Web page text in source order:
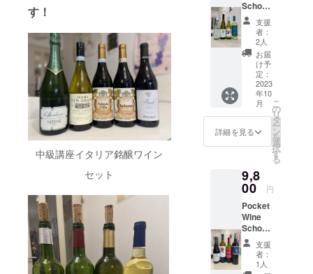
す！
中級講座イタリア銘醸ワイン
セット
資格取得を
したい方、
料理や食事
を楽しみた
い方、大人
になってか
はぜひおす
たくさんで
す。ワイン
の愉しみが
あなたの人
生を豊かに
するポケッ
トワインス
ランス
著名ワ
インガ
イド
ブック
「ギッ
ド・ア
シェッ
ト」に
2005年
以降10
年以上
1670年
より続
のシャ
ンパー
ニュ・
グルエ
が造る
コスト
で人気
を博し
ていま
す。
カシ
スやプ
ラム、
シナモ
ンやク
ローブ
などや
わらか
もつ。
完熟し
た果実
に、タ
ンニン
が溶け
込ん
で、と
てもな
マンス
にあり
ます。
最新鋭
の設備
と豊富
な原料
を持つ
こと
で、品
質のバ
ラつき
がなく
なり、
は高い
レベル
でまと
まりま
す。香
ばしい
イース
トの香
りに絡
り組ん
でいま
す。
フレッ
シュな
辛口白
ワイン
です。
サンテ
ミリオ
ンを代
表する
トッ
プ・
シャ
トー
シャ
B『ヴァ
ランド
ロー』
が造る
AOCボ
ル
ドー！
伝
統を重
んじな
リゴテ
が植え
られて
いま
す。最
新の醸
造設備
からフ
レッ
シュで
安定し
たワイ
を行っ
ていま
す。
2004年
から
リュッ
ト・レ
ゾネ栽
培を実
践し、
ベル）
が読め
て、自
分好み
のワイ
ンを選
べるよ
うにな
りま
す。少
のた
め、ワ
浅い方
でも気
軽に質
問でき
ます
し、ソ
ムリエ
試験を
目指し
パソコ
ン、携
帯な
ど
（オフ
ライン
の場
合）
・
所 東
京都渋
6-16
Sat
Verna
EBISU
B ※実施
場所ま
での交
通費は
ご負担
ン、世
界の有
名な作
り手ワ
インを
楽しめ
ます。
オリジ
ナル教
本を
使って
の産地
いただ
きま
半は、
ボル
ドー格
付け
シャ
トーや
限：最
終有効
期限
2023年
10月末
受講
日程は
プロ
ジェク
ト終了
後メー
ルにて
ます
受講方
法
（オン
ライン
の場
合）
・
使用す
School,
資格講
座新世
界おす
すめ
ティス
ティン
グ4種
セット
ワイン
のティ
スティ
ングの
勉強に
新世界
のわか
りやす
い味わ
いの
セット
です。
シャル
ドネ、
支援
者：
2人
お届
け予
定：
2023
年10
月
詳細を見る
こ
の
リ
タ
ー
ン
を
選
択
す
る
9,8
00 円
Pocket
Wine
School,
資格講
座新世
界おす
支援
者：
1人